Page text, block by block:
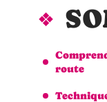
route